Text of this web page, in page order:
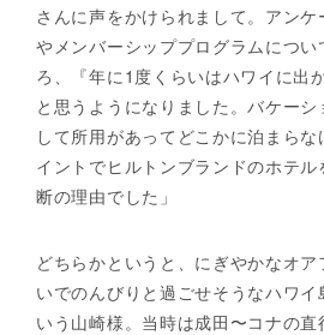
さんに声をかけられまして。アン
やメンバーシッププログラムについ
ろ、『年に1度くらいはハワイに出
と思うようになりました。バケー
して所用があってどこかに泊まら
イントでヒルトンブランドのホテ
断の理由でした」
どちらかというと、にぎやかなオ
いでのんびりと過ごせそうなハワ
いう山崎様。当時は成田〜コナの直